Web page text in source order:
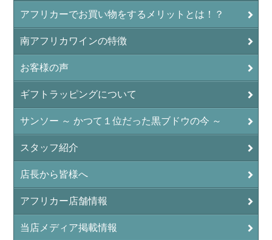
アフリカーでお買い物をするメリットとは！？
南アフリカワインの特徴
お客様の声
ギフトラッピングについて
サンソー ～ かつて１位だった黒ブドウの今 ～
スタッフ紹介
店長から皆様へ
アフリカー店舗情報
当店メディア掲載情報